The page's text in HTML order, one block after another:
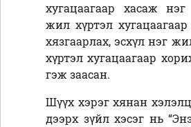
хугацаагаар хасаж
жил хүртэл
хязгаарлах, эсхүл нэг
хүртэл хугацаагаар
гэж заасан.
Шүүх хэрэг хянан
дээрх зүйл хэсэг нь